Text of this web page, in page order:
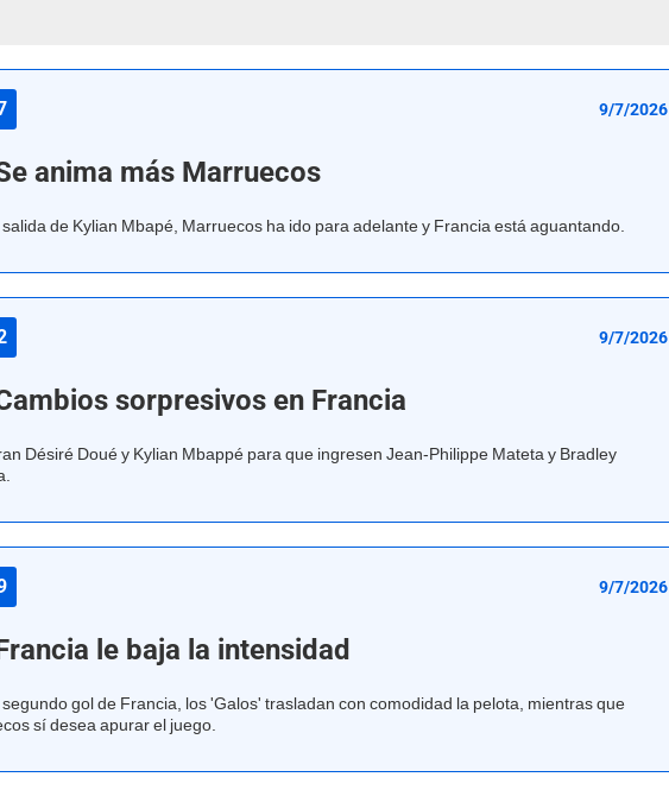
9/7/2026
anima más Marruecos
salida de Kylian Mbapé, Marruecos ha ido para adelante y Francia está aguantando.
9/7/2026
sorpresivos en Francia
Désiré Doué y Kylian Mbappé para que ingresen Jean-Philippe Mateta y Bradley
9/7/2026
le baja la intensidad
segundo gol de Francia, los 'Galos' trasladan con comodidad la pelota, mientras que
sí desea apurar el juego.